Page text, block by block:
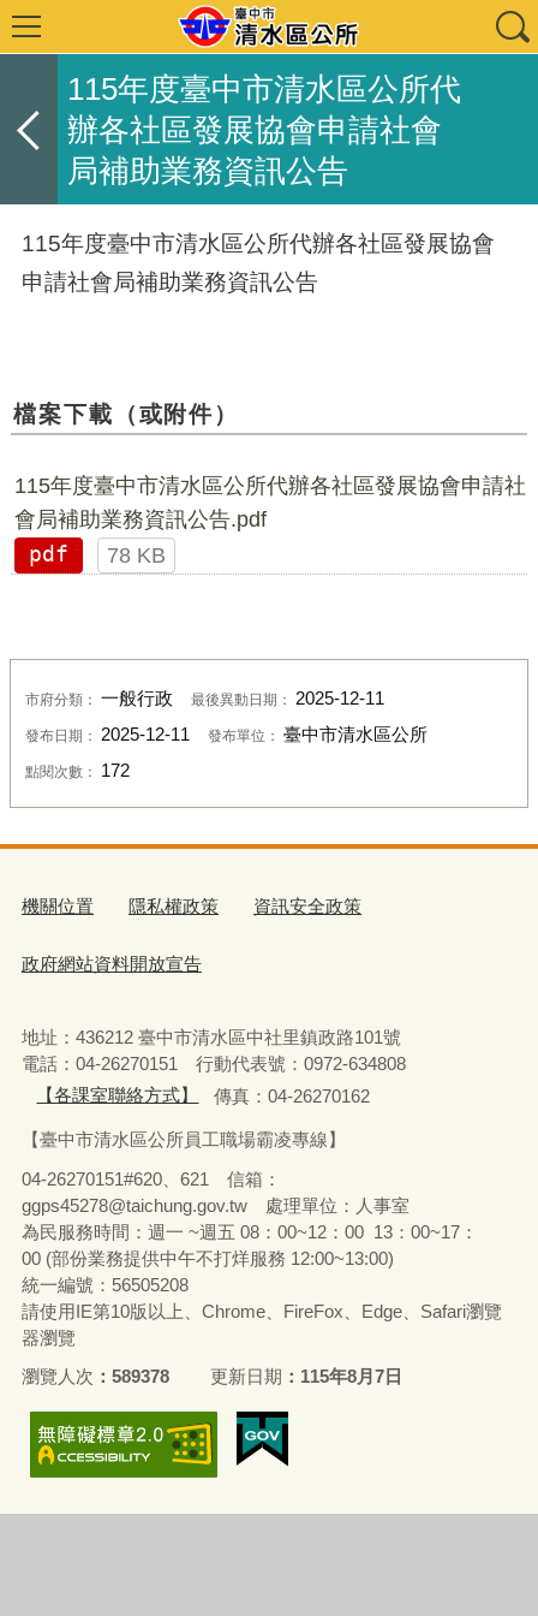
115年度臺中市清水區公所代
辦各社區發展協會申請社會
局補助業務資訊公告
115年度臺中市清水區公所代辦各社區發展協會
申請社會局補助業務資訊公告
檔案下載（或附件）
115年度臺中市清水區公所代辦各社區發展協會申請社
會局補助業務資訊公告.pdf
pdf
78 KB
市府分類： 一般行政 最後異動日期： 2025-12-11
發布日期： 2025-12-11 發布單位： 臺中市清水區公所
點閱次數： 172
機關位置 隱私權政策 資訊安全政策
政府網站資料開放宣告
地址：436212 臺中市清水區中社里鎮政路101號
電話：04-26270151 行動代表號：0972-634808
【各課室聯絡方式】
傳真：04-26270162
【臺中市清水區公所員工職場霸凌專線】
04-26270151#620、621 信箱：
ggps45278@taichung.gov.tw 處理單位：人事室
為民服務時間：週一 ~週五 08：00~12：00 13：00~17：
00 (部份業務提供中午不打烊服務 12:00~13:00)
統一編號：56505208
請使用IE第10版以上、Chrome、FireFox、Edge、Safari瀏覽
器瀏覽
瀏覽人次
589378 更新日期 115年8月7日